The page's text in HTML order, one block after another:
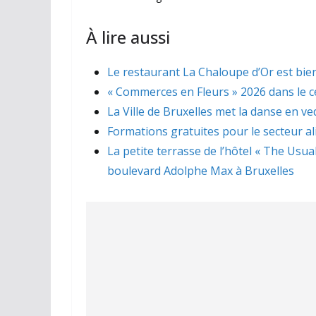
À lire aussi
Le restaurant La Chaloupe d’Or est
« Commerces en Fleurs » 2026 dans le
La Ville de Bruxelles met la danse en
Formations gratuites pour le secteur
La petite terrasse de l’hôtel « The
boulevard Adolphe Max à Bruxelles